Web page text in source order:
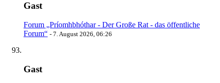
Gast
Forum „Príomhbhóthar - Der Große Rat - das öffentliche
Forum“ - 7. August 2026, 06:26
Gast